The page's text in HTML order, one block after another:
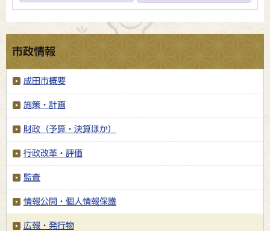
市政情報
成田市概要
施策・計画
財政（予算・決算ほか）
行政改革・評価
監査
情報公開・個人情報保護
広報・発行物